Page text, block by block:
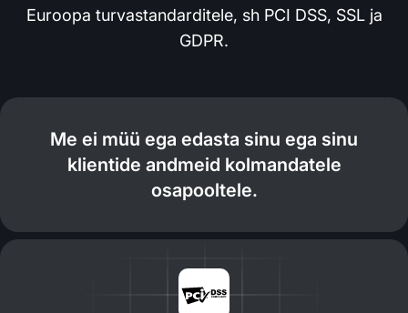
Euroopa turvastandarditele, sh PCI DSS, SSL ja
GDPR.
Me ei müü ega edasta sinu ega sinu
klientide andmeid kolmandatele
osapooltele.